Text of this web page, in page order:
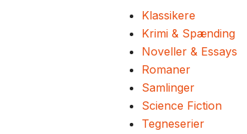
Klassikere
Krimi & Spænding
Noveller & Essays
Romaner
Samlinger
Science Fiction
Tegneserier